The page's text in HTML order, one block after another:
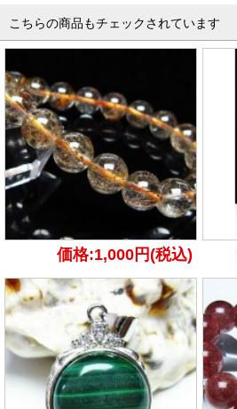
こちらの商品もチェックされています
価格:1,000円(税込)